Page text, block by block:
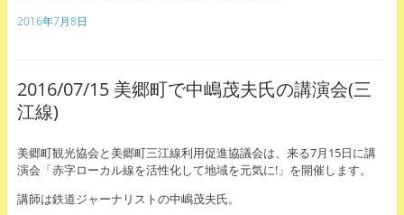
2016年7月8日
2016/07/15 美郷町で中嶋茂夫氏の講演会(三
江線)
美郷町観光協会と美郷町三江線利用促進協議会は、来る7月15日に講
演会「赤字ローカル線を活性化して地域を元気に!」を開催します。
講師は鉄道ジャーナリストの中嶋茂夫氏。